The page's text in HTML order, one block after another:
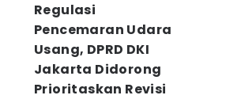
Regulasi
Pencemaran Udara
Usang, DPRD DKI
Jakarta Didorong
Prioritaskan Revisi